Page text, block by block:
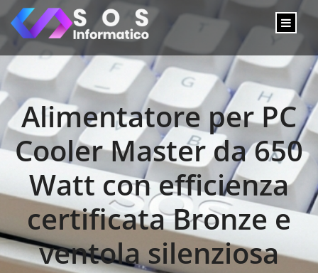
Alimentatore per PC
Cooler Master da 650
Watt con efficienza
certificata Bronze e
ventola silenziosa